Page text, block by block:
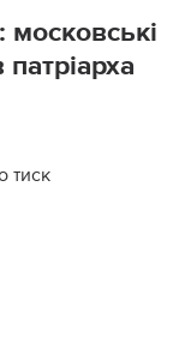
тиск